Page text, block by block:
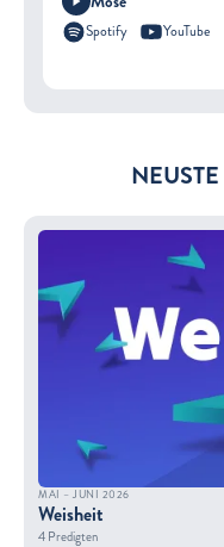
Spotify YouTube
MAI – JUNI 2026
Weisheit
4 Predigten